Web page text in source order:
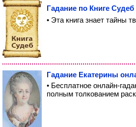
Гадание по Книге Судеб
• Эта книга знает тайны
Гадание Екатерины
• Бесплатное онлайн-
полным толкованием